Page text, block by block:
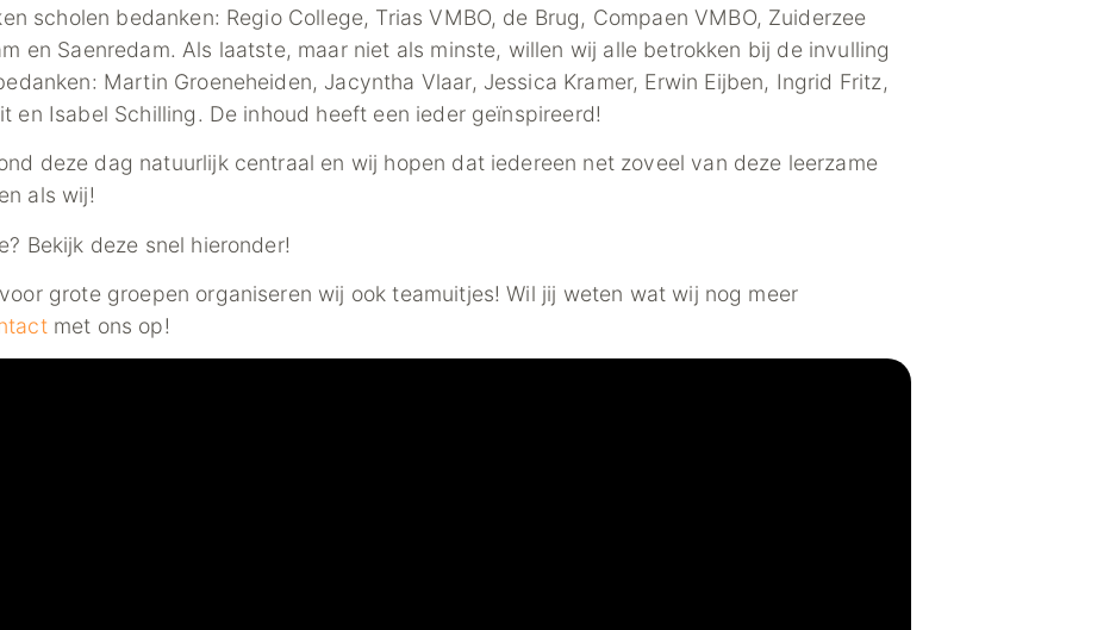
scholen bedanken: Regio College, Trias VMBO, de Brug, Compaen VMBO, Zuiderzee
en Saenredam. Als laatste, maar niet als minste, willen wij alle betrokken bij de invulling
Martin Groeneheiden, Jacyntha Vlaar, Jessica Kramer, Erwin Eijben, Ingrid Fritz,
en Isabel Schilling. De inhoud heeft een ieder geïnspireerd!
deze dag natuurlijk centraal en wij hopen dat iedereen net zoveel van deze leerzame
als wij!
Bekijk deze snel hieronder!
grote groepen organiseren wij ook teamuitjes! Wil jij weten wat wij nog meer
met ons op!